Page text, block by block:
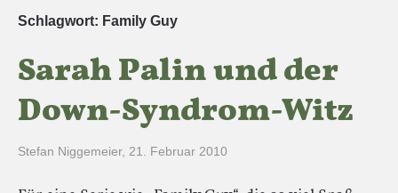
Schlagwort: Family Guy
Sarah Palin und der
Down-Syndrom-Witz
Stefan Niggemeier, 21. Februar 2010